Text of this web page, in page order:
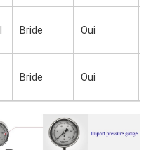
Bride Oui
Bride Oui